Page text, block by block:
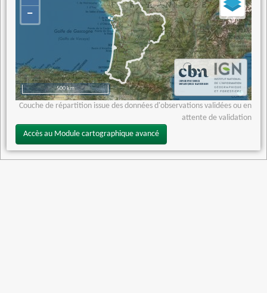
−
500 km
Couche de répartition issue des données d'observations validées ou en
attente de validation
Accès au Module cartographique avancé